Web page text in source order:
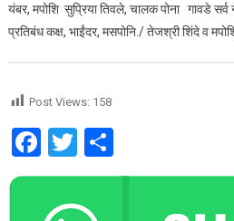
यंबर, मपोशि सुप्रिया तिवले, चालक पोना गावडे
प्रतिबंध कक्ष, भाईंदर, मसपोनि./ तेजश्री शिंदे व
Post Views: 158
Facebook
Twitter
Share